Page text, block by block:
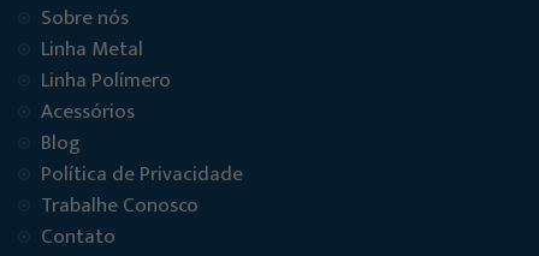
Sobre nós
Linha Metal
Linha Polímero
Acessórios
Blog
Política de Privacidade
Trabalhe Conosco
Contato